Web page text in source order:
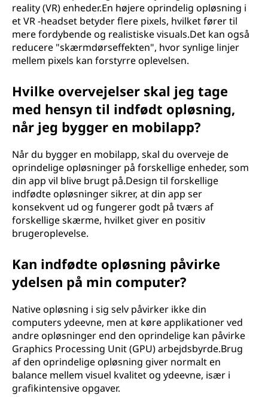
reality (VR) enheder.En højere oprindelig opløsning i
et VR -headset betyder flere pixels, hvilket fører til
mere fordybende og realistiske visuals.Det kan også
reducere "skærmdørseffekten", hvor synlige linjer
mellem pixels kan forstyrre oplevelsen.
Hvilke overvejelser skal jeg tage
med hensyn til indfødt opløsning,
når jeg bygger en mobilapp?
Når du bygger en mobilapp, skal du overveje de
oprindelige opløsninger på forskellige enheder, som
din app vil blive brugt på.Design til forskellige
indfødte opløsninger sikrer, at din app ser
konsekvent ud og fungerer godt på tværs af
forskellige skærme, hvilket giver en positiv
brugeroplevelse.
Kan indfødte opløsning påvirke
ydelsen på min computer?
Native opløsning i sig selv påvirker ikke din
computers ydeevne, men at køre applikationer ved
andre opløsninger end den oprindelige kan påvirke
Graphics Processing Unit (GPU) arbejdsbyrde.Brug
af den oprindelige opløsning giver normalt en
balance mellem visuel kvalitet og ydeevne, især i
grafikintensive opgaver.